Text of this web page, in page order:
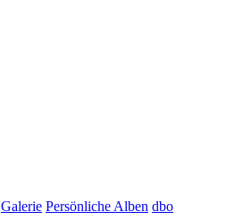
Galerie Persönliche Alben dbo